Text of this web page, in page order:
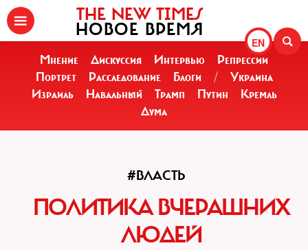
EN
THE NEW TIMES
НОВОЕ ВРЕМЯ
Мнение Дискуссия Интервью
Репрессии
Портрет
Расследование Блоги /
Украина
Израиль
Навальный Трамп Путин
Кремль
Дума
#ВЛАСТЬ
ПОЛИТИКА ВЧЕРАШНИХ
ЛЮДЕЙ